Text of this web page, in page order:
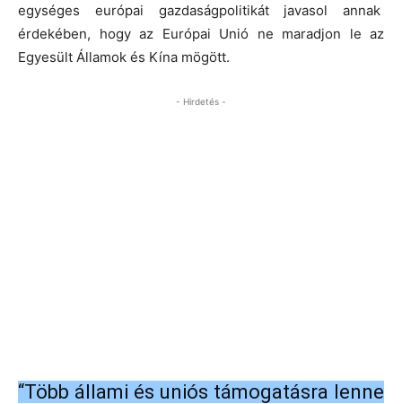
egységes európai gazdaságpolitikát javasol annak
érdekében, hogy az Európai Unió ne maradjon le az
Egyesült Államok és Kína mögött.
- Hirdetés -
“Több állami és uniós támogatásra lenne